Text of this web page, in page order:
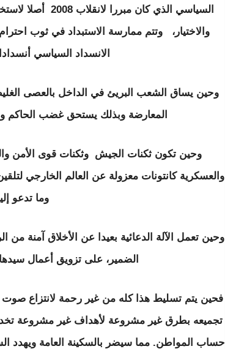
السياسي الذي
والاختيار، وتتم ممارسة الاستبداد في ثوب احترام
الانسداد السياسي
وحين يساق الشعب البريئ في الداخل بالعصى
المعارضة وبذلك يستحق غضب الحاكم
وحين تكون ثكنات الجيش وثكنات قوى الأمن
والعسكرية كانتونات معزولة عن العالم الخارجي
وما تدعو
وحين تعمل الآلة الدعائية بعيدا عن الأخلاق آمنة من
الضمير، على تزويق أعمال
فحين يتم تسليط هذا كله من غير رحمة لانتزاع
تجميعه بطرق غير مشروعة لأهداف غير مشروعة
حساب المواطن. مما سيضر بالسكينة العامة ويهدد